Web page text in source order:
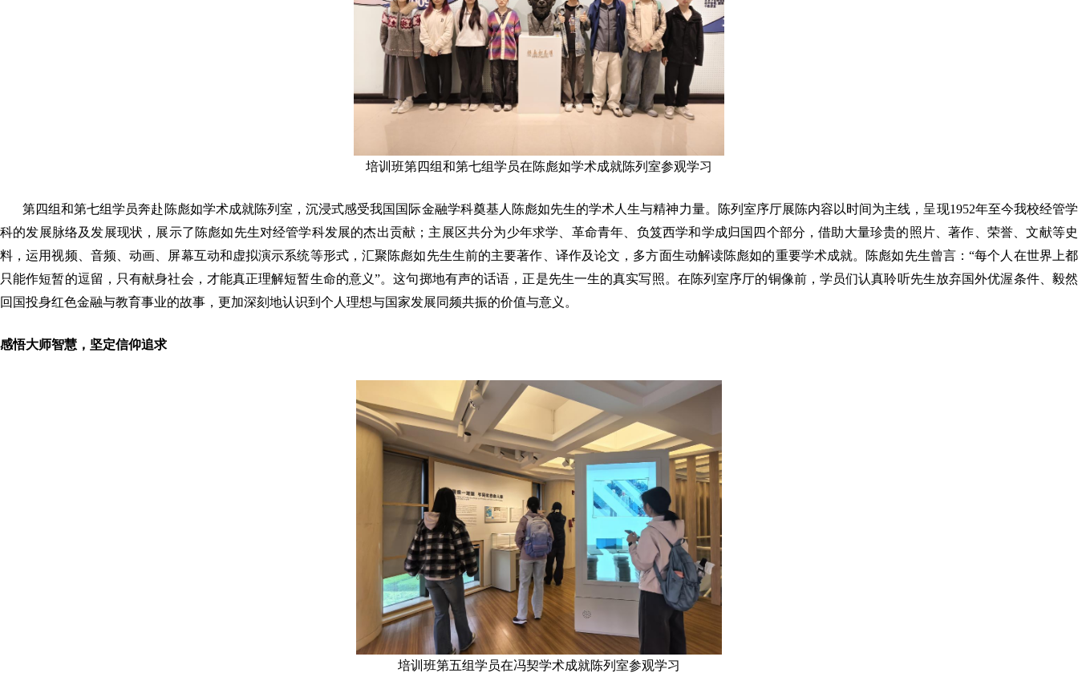
培训班第四组和第七组学员在陈彪如学术成就陈列室参观学习
第四组和第七组学员奔赴陈彪如学术成就陈列室，沉浸式感受我国国际金融学科奠基人陈彪如先生的学术人生与精神力量。陈列室序厅展陈内容以时间为主线，呈现1952年至今我校经管学
科的发展脉络及发展现状，展示了陈彪如先生对经管学科发展的杰出贡献；主展区共分为少年求学、革命青年、负笈西学和学成归国四个部分，借助大量珍贵的照片、著作、荣誉、文献等史
料，运用视频、音频、动画、屏幕互动和虚拟演示系统等形式，汇聚陈彪如先生生前的主要著作、译作及论文，多方面生动解读陈彪如的重要学术成就。陈彪如先生曾言：“每个人在世界上都
只能作短暂的逗留，只有献身社会，才能真正理解短暂生命的意义”。这句掷地有声的话语，正是先生一生的真实写照。在陈列室序厅的铜像前，学员们认真聆听先生放弃国外优渥条件、毅然
回国投身红色金融与教育事业的故事，更加深刻地认识到个人理想与国家发展同频共振的价值与意义。
感悟大师智慧，坚定信仰追求
培训班第五组学员在冯契学术成就陈列室参观学习